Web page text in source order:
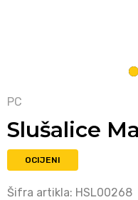
1
PC
Slušalice
OCIJENI
Šifra artikla: HSL00268